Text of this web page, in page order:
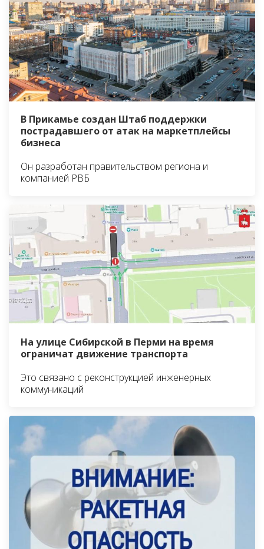
В Прикамье создан Штаб поддержки
пострадавшего от атак на маркетплейсы
бизнеса
Он разработан правительством региона и
компанией РВБ
На улице Сибирской в Перми на время
ограничат движение транспорта
Это связано с реконструкцией инженерных
коммуникаций